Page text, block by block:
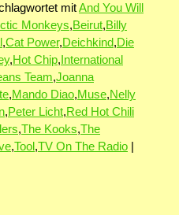
mitAnd You Will
Monkeys,Beirut,Billy
,Cat Power,Deichkind,Die
,Hot Chip, International
Team,Joanna
,Mando Diao,Muse,Nelly
,Peter Licht,Red Hot Chili
,The Kooks,The
,Tool ,TV On The Radio